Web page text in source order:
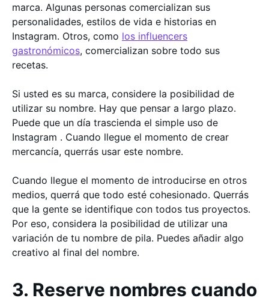
marca. Algunas personas comercializan sus
personalidades, estilos de vida e historias en
Instagram. Otros, como los influencers
gastronómicos, comercializan sobre todo sus
recetas.
Si usted es su marca, considere la posibilidad de
utilizar su nombre. Hay que pensar a largo plazo.
Puede que un día trascienda el simple uso de
Instagram . Cuando llegue el momento de crear
mercancía, querrás usar este nombre.
Cuando llegue el momento de introducirse en otros
medios, querrá que todo esté cohesionado. Querrás
que la gente se identifique con todos tus proyectos.
Por eso, considera la posibilidad de utilizar una
variación de tu nombre de pila. Puedes añadir algo
creativo al final del nombre.
3. Reserve nombres cuando